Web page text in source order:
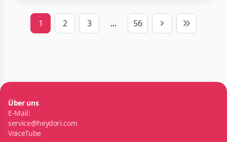
1 2 3 ... 56 Next Last
Über uns
E-Mail:
service@heydori.com
VoiceTube